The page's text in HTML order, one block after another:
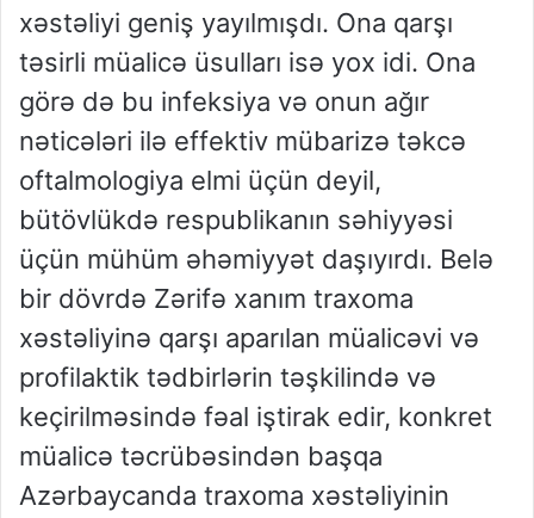
xəstəliyi geniş yayılmışdı. Ona qarşı
təsirli müalicə üsulları isə yox idi. Ona
görə də bu infeksiya və onun ağır
nəticələri ilə effektiv mübarizə təkcə
oftalmologiya elmi üçün deyil,
bütövlükdə respublikanın səhiyyəsi
üçün mühüm əhəmiyyət daşıyırdı. Belə
bir dövrdə Zərifə xanım traxoma
xəstəliyinə qarşı aparılan müalicəvi və
profilaktik tədbirlərin təşkilində və
keçirilməsində fəal iştirak edir, konkret
müalicə təcrübəsindən başqa
Azərbaycanda traxoma xəstəliyinin